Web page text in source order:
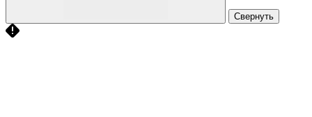
Свернуть